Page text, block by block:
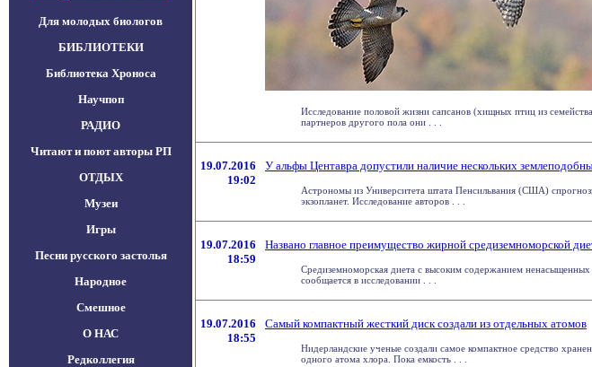
Для молодых биологов
БИБЛИОТЕКИ
Библиотека Хроноса
Научпоп
РАДИО
Читают и поют авторы РП
ОТДЫХ
Музеи
Игры
Песни русского застолья
Народное
Смешное
О НАС
Редколлегия
Исследование половой жизни сапсанов (хищных птиц из
партнеров другого пола они . . .
19.07.2016
19:02
У альфы Центавра допустили наличие нескольких
Астрономы из Университета штата Пенсильвания (США)
экзопланет. Исследование авторов . . .
19.07.2016
18:59
Названо главное преимущество жирной средиземноморской
Средиземноморская диета с высоким содержанием
сообщается в исследовании . . .
19.07.2016
18:55
Самый компактный жесткий диск создали из отдельных атомов
Нидерландские ученые создали самое компактное средство
одного атома хлора. Пока емкость . . .